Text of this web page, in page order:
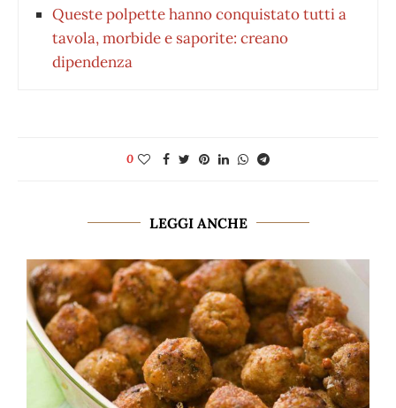
Queste polpette hanno conquistato tutti a
tavola, morbide e saporite: creano
dipendenza
0
LEGGI ANCHE